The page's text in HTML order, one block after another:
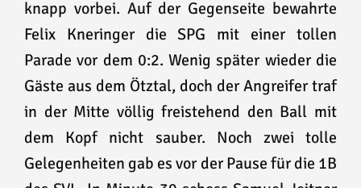
knapp vorbei. Auf der Gegenseite bewahrte
Felix Kneringer die SPG mit einer tollen
Parade vor dem 0:2. Wenig später wieder die
Gäste aus dem Ötztal, doch der Angreifer traf
in der Mitte völlig freistehend den Ball mit
dem Kopf nicht sauber. Noch zwei tolle
Gelegenheiten gab es vor der Pause für die 1B